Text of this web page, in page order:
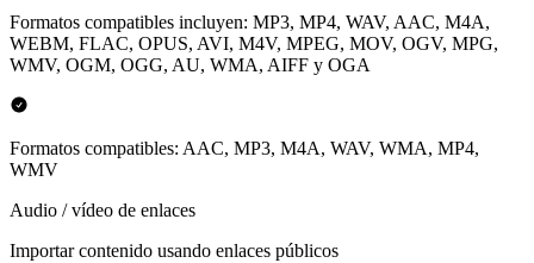
Formatos compatibles incluyen: MP3, MP4, WAV, AAC, M4A,
WEBM, FLAC, OPUS, AVI, M4V, MPEG, MOV, OGV, MPG,
WMV, OGM, OGG, AU, WMA, AIFF y OGA
Formatos compatibles: AAC, MP3, M4A, WAV, WMA, MP4,
WMV
Audio / vídeo de enlaces
Importar contenido usando enlaces públicos